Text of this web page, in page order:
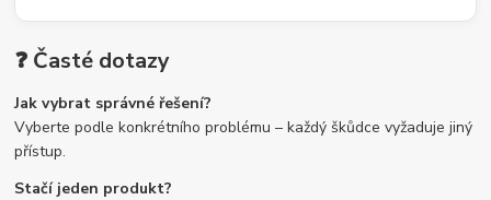
❓ Časté dotazy
Jak vybrat správné řešení?
Vyberte podle konkrétního problému – každý škůdce vyžaduje jiný
přístup.
Stačí jeden produkt?